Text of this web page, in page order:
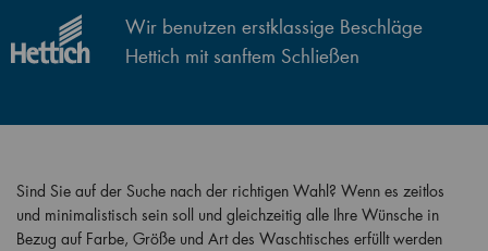
Wir benutzen erstklassige Beschläge
Hettich mit sanftem Schließen
Sind Sie auf der Suche nach der richtigen Wahl? Wenn es zeitlos
und minimalistisch sein soll und gleichzeitig alle Ihre Wünsche in
Bezug auf Farbe, Größe und Art des Waschtisches erfüllt werden